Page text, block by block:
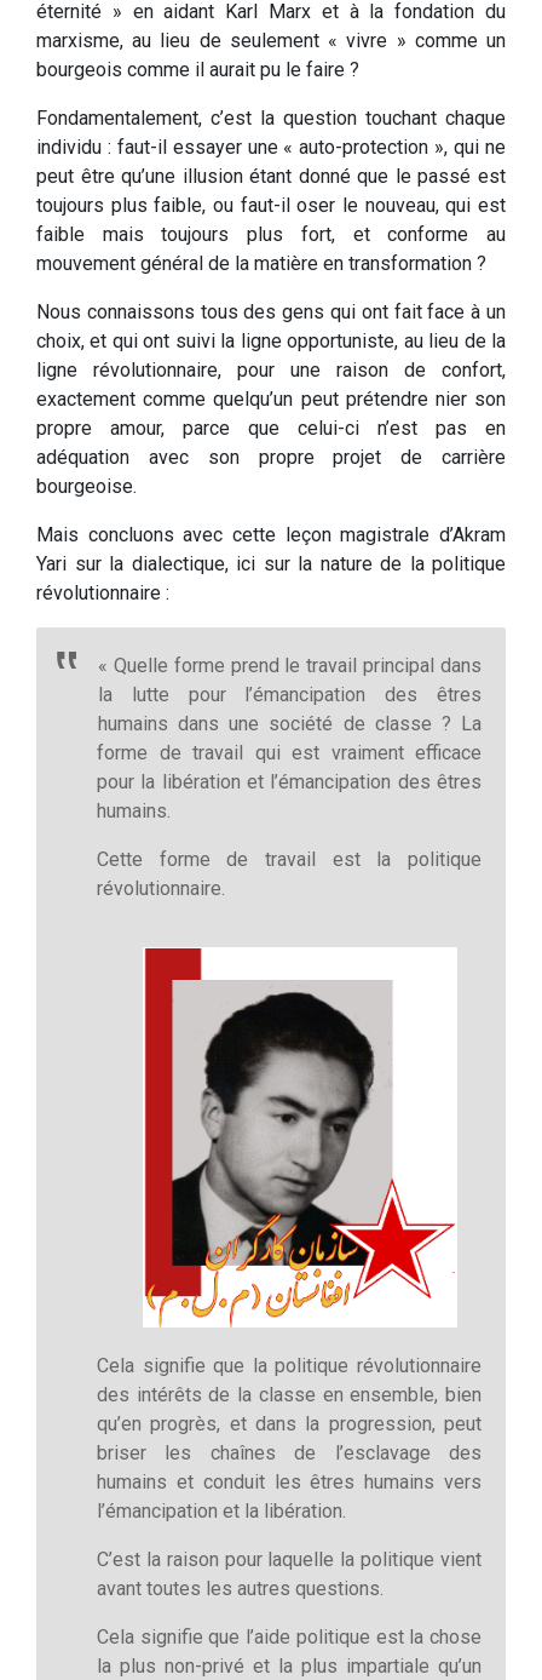
éternité » en aidant Karl Marx et à la fondation du
marxisme, au lieu de seulement « vivre » comme un
bourgeois comme il aurait pu le faire ?
Fondamentalement, c’est la question touchant chaque
individu : faut-il essayer une « auto-protection », qui ne
peut être qu’une illusion étant donné que le passé est
toujours plus faible, ou faut-il oser le nouveau, qui est
faible mais toujours plus fort, et conforme au
mouvement général de la matière en transformation ?
Nous connaissons tous des gens qui ont fait face à un
choix, et qui ont suivi la ligne opportuniste, au lieu de la
ligne révolutionnaire, pour une raison de confort,
exactement comme quelqu’un peut prétendre nier son
propre amour, parce que celui-ci n’est pas en
adéquation avec son propre projet de carrière
bourgeoise.
Mais concluons avec cette leçon magistrale d’Akram
Yari sur la dialectique, ici sur la nature de la politique
révolutionnaire :
« Quelle forme prend le travail principal dans
la lutte pour l’émancipation des êtres
humains dans une société de classe ? La
forme de travail qui est vraiment efficace
pour la libération et l’émancipation des êtres
humains.
Cette forme de travail est la politique
révolutionnaire.
Cela signifie que la politique révolutionnaire
des intérêts de la classe en ensemble, bien
qu’en progrès, et dans la progression, peut
briser les chaînes de l’esclavage des
humains et conduit les êtres humains vers
l’émancipation et la libération.
C’est la raison pour laquelle la politique vient
avant toutes les autres questions.
Cela signifie que l’aide politique est la chose
la plus non-privé et la plus impartiale qu’un